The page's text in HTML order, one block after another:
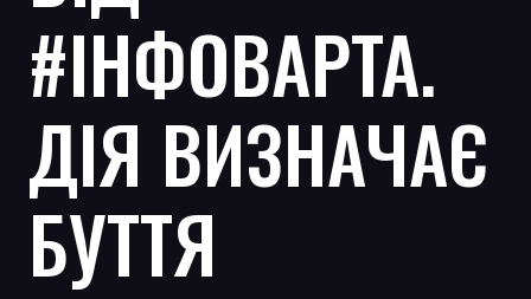
#ІНФОВАРТА.
ДІЯ ВИЗНАЧАЄ
БУТТЯ